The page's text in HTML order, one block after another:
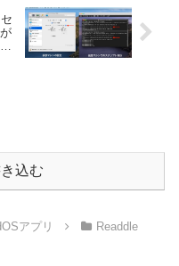
込む
アプリ Readdle